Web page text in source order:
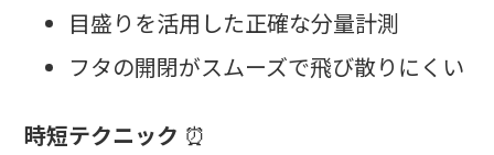
目盛りを活用した正確な分量計測
フタの開閉がスムーズで飛び散りにくい
時短テクニック ⏰